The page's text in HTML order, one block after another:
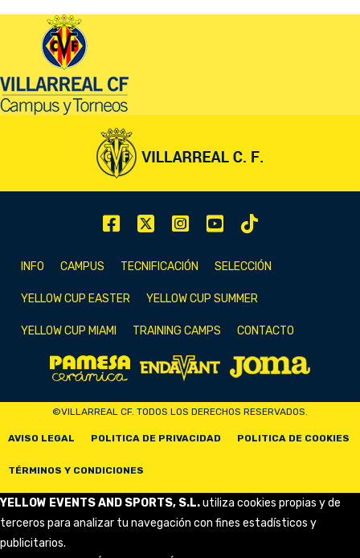
INFO CAMPUS TECNIFICACIÓN SELECCIÓN
YELLOW CUP EASTER YELLOW CUP SUMMER
YELLOW CUP MIAMI TRAINING CAMPS CONTACTO
©VILLARREAL CF. TODOS LOS DERECHOS RESERVADOS.
AVISO LEGAL POLITICA DE PRIVACIDAD POLITICA DE COOKIES
TÉRMINOS Y CONDICIONES
YELLOW EVENTS AND SPORTS, S.L.utiliza cookies propias y de
terceros para analizar tu navegación con fines estadísticos y
publicitarios.